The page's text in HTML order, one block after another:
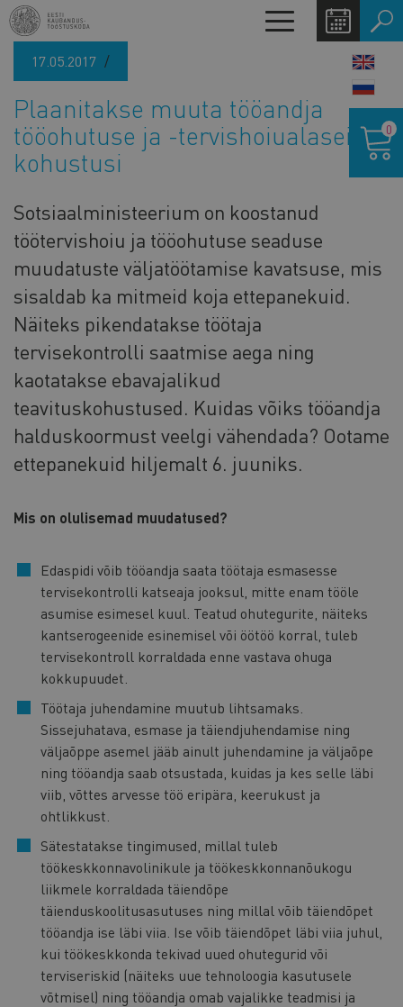
Liigu
edasi
põhisisu
Toggle
navigation
17.05.2017
Plaanitakse muuta tööandja
tööohutuse ja -tervishoiualaseid
kohustusi
Sotsiaalministeerium on koostanud
töötervishoiu ja tööohutuse seaduse
muudatuste väljatöötamise kavatsuse, mis
sisaldab ka mitmeid koja ettepanekuid.
Näiteks pikendatakse töötaja
tervisekontrolli saatmise aega ning
kaotatakse ebavajalikud
teavituskohustused. Kuidas võiks tööandja
halduskoormust veelgi vähendada? Ootame
ettepanekuid hiljemalt 6. juuniks.
Mis on olulisemad muudatused?
Edaspidi võib tööandja saata töötaja esmasesse
tervisekontrolli katseaja jooksul, mitte enam tööle
asumise esimesel kuul. Teatud ohutegurite, näiteks
kantserogeenide esinemisel või öötöö korral, tuleb
tervisekontroll korraldada enne vastava ohuga
kokkupuudet.
Töötaja juhendamine muutub lihtsamaks.
Sissejuhatava, esmase ja täiendjuhendamise ning
väljaõppe asemel jääb ainult juhendamine ja väljaõpe
ning tööandja saab otsustada, kuidas ja kes selle läbi
viib, võttes arvesse töö eripära, keerukust ja
ohtlikkust.
Sätestatakse tingimused, millal tuleb
töökeskkonnavolinikule ja töökeskkonnanõukogu
liikmele korraldada täiendõpe
täienduskoolitusasutuses ning millal võib täiendõpet
tööandja ise läbi viia. Ise võib täiendõpet läbi viia juhul,
kui töökeskkonda tekivad uued ohutegurid või
terviseriskid (näiteks uue tehnoloogia kasutusele
võtmisel) ning tööandja omab vajalikke teadmisi ja
0